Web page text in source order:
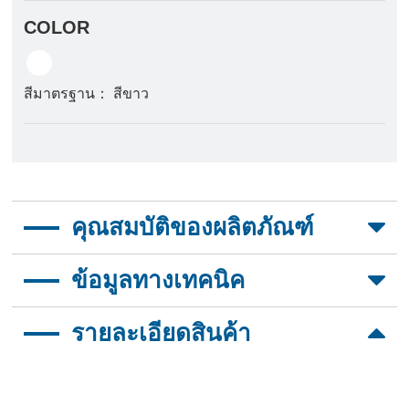
COLOR
สีมาตรฐาน： สีขาว
คุณสมบัติของผลิตภัณฑ์
มีความชัดเจนในการพิมพ์
ตัดและขยายเพื่อความสะดวกในการใช้งาน
ข้อมูลทางเทคนิค
ลักษณะ มาตรฐาน
รายละเอียดสินค้า